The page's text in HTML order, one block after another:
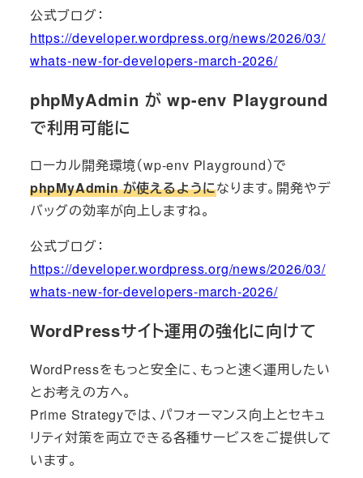
公式ブログ：
https://developer.wordpress.org/news/2026/03/
whats-new-for-developers-march-2026/
phpMyAdmin が wp-env Playground
で利用可能に
ローカル開発環境（wp-env Playground）で
phpMyAdmin が使えるようになります。開発やデ
バッグの効率が向上しますね。
公式ブログ：
https://developer.wordpress.org/news/2026/03/
whats-new-for-developers-march-2026/
WordPressサイト運用の強化に向けて
WordPressをもっと安全に、もっと速く運用したい
とお考えの方へ。
Prime Strategyでは、パフォーマンス向上とセキュ
リティ対策を両立できる各種サービスをご提供して
います。